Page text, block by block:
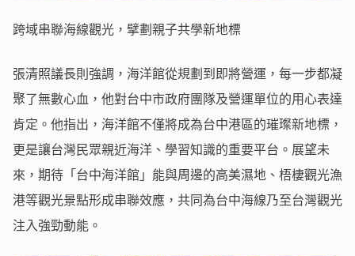
跨域串聯海線觀光，擘劃親子共學新地標
張清照議長則強調，海洋館從規劃到即將營運，每一步都凝
聚了無數心血，他對台中市政府團隊及營運單位的用心表達
肯定。他指出，海洋館不僅將成為台中港區的璀璨新地標，
更是讓台灣民眾親近海洋、學習知識的重要平台。展望未
來，期待「台中海洋館」能與周邊的高美濕地、梧棲觀光漁
港等觀光景點形成串聯效應，共同為台中海線乃至台灣觀光
注入強勁動能。